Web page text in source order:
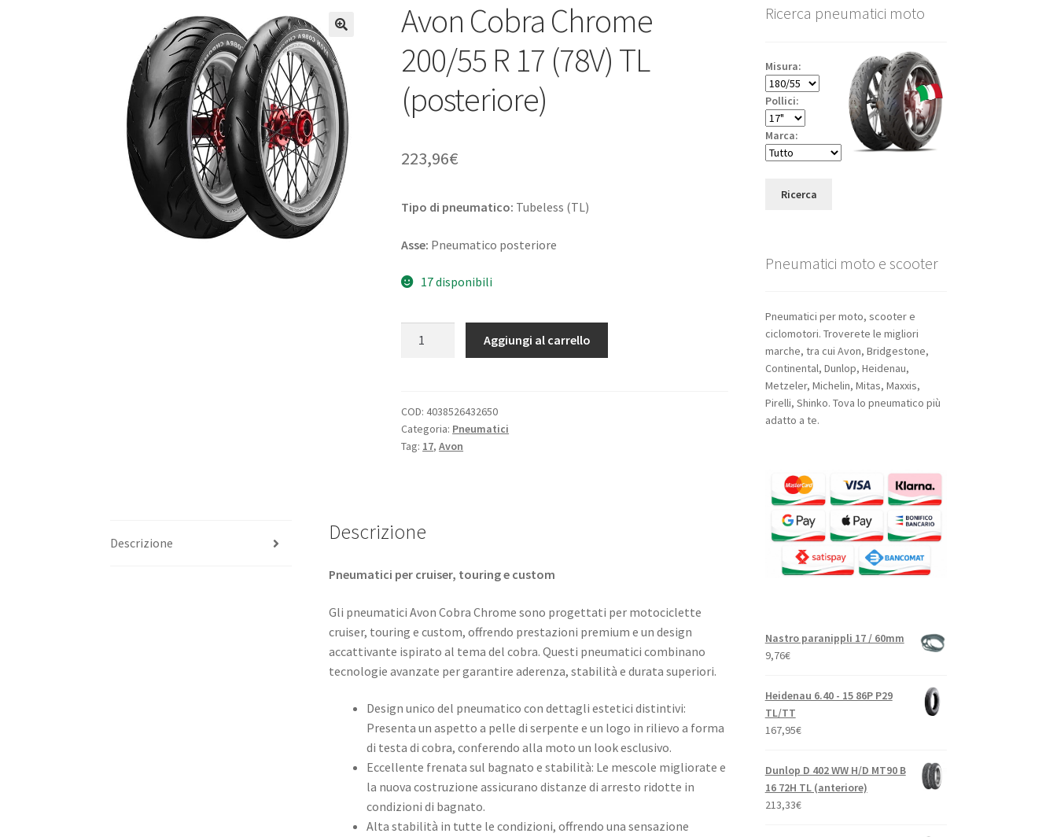
Avon Cobra Chrome
200/55 R 17 (78V) TL
(posteriore)
223,96€
Tipo di pneumatico: Tubeless (TL)
Asse: Pneumatico posteriore
17 disponibili
R
17
(78V)
Aggiungi al carrello
COD:4038526432650
Categoria: Pneumatici
Tag: 17,Avon
Descrizione Descrizione
Pneumatici per cruiser, touring e custom
Gli pneumatici Avon Cobra Chrome sono progettati per motociclette
cruiser, touring e custom, offrendo prestazioni premium e un design
accattivante ispirato al tema del cobra. Questi pneumatici combinano
tecnologie avanzate per garantire aderenza, stabilità e durata superiori.
Design unico del pneumatico con dettagli estetici distintivi:
Presenta un aspetto a pelle di serpente e un logo in rilievo a forma
di testa di cobra, conferendo alla moto un look esclusivo.
Eccellente frenata sul bagnato e stabilità: Le mescole migliorate e
la nuova costruzione assicurano distanze di arresto ridotte in
condizioni di bagnato.
Alta stabilità in tutte le condizioni, offrendo una sensazione
Ricerca pneumatici moto
Misura:
Pollici:
Marca:
Ricerca
Pneumatici moto e scooter
Pneumatici per moto, scooter e
ciclomotori. Troverete le migliori
marche, tra cui Avon, Bridgestone,
Continental, Dunlop, Heidenau,
Metzeler, Michelin, Mitas, Maxxis,
Pirelli, Shinko. Tova lo pneumatico più
adatto a te.
Nastro paranippli 17 / 60mm
9,76€
Heidenau 6.40 - 15 86P P29
TL/TT
167,95€
Dunlop D 402 WW H/D MT90 B
16 72H TL (anteriore)
213,33€